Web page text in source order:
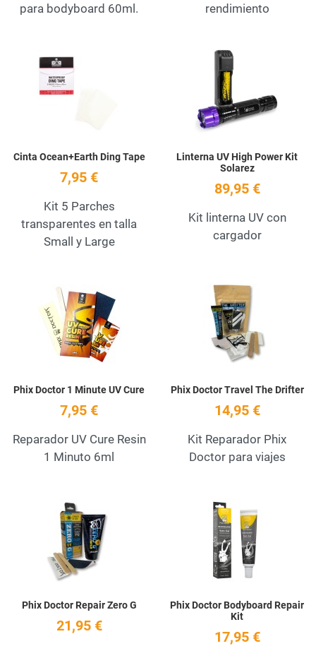
para bodyboard 60ml.
rendimiento
Add to Wishlist
Cinta Ocean+Earth Ding Tape
7,95 €
Kit 5 Parches
transparentes en talla
Small y Large
Linterna UV High Power Kit
Solarez
89,95 €
Kit linterna UV con
cargador
Add to Wishlist
Phix Doctor 1 Minute UV Cure
7,95 €
Reparador UV Cure Resin
1 Minuto 6ml
Phix Doctor Travel The Drifter
14,95 €
Kit Reparador Phix
Doctor para viajes
Add to Wishlist
Phix Doctor Repair Zero G
21,95 €
Phix Doctor Bodyboard Repair
Kit
17,95 €